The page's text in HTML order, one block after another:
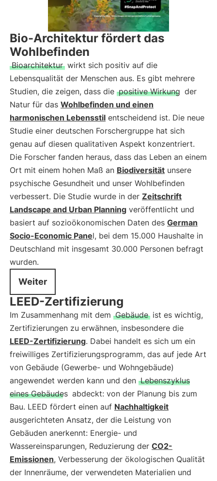
Bio-Architektur fördert das
Wohlbefinden
Bioarchitektur wirkt sich positiv auf die
Lebensqualität der Menschen aus. Es gibt mehrere
Studien, die zeigen, dass die positive Wirkung der
Natur für das Wohlbefinden und einen
harmonischen Lebensstil entscheidend ist. Die neue
Studie einer deutschen Forschergruppe hat sich
genau auf diesen qualitativen Aspekt konzentriert.
Die Forscher fanden heraus, dass das Leben an einem
Ort mit einem hohen Maß an Biodiversität unsere
psychische Gesundheit und unser Wohlbefinden
verbessert. Die Studie wurde in der Zeitschrift
Landscape and Urban Planning veröffentlicht und
basiert auf sozioökonomischen Daten des German
Socio-Economic Panel, bei dem 15.000 Haushalte in
Deutschland mit insgesamt 30.000 Personen befragt
wurden.
Weiter
LEED-Zertifizierung
Im Zusammenhang mit dem Gebäude ist es wichtig,
Zertifizierungen zu erwähnen, insbesondere die
LEED-Zertifizierung. Dabei handelt es sich um ein
freiwilliges Zertifizierungsprogramm, das auf jede Art
von Gebäude (Gewerbe- und Wohngebäude)
angewendet werden kann und den Lebenszyklus
eines Gebäudes abdeckt: von der Planung bis zum
Bau. LEED fördert einen auf Nachhaltigkeit
ausgerichteten Ansatz, der die Leistung von
Gebäuden anerkennt: Energie- und
Wassereinsparungen, Reduzierung der CO2-
Emissionen, Verbesserung der ökologischen Qualität
der Innenräume, der verwendeten Materialien und